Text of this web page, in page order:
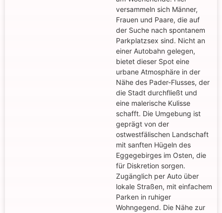
versammeln sich Männer,
Frauen und Paare, die auf
der Suche nach spontanem
Parkplatzsex sind. Nicht an
einer Autobahn gelegen,
bietet dieser Spot eine
urbane Atmosphäre in der
Nähe des Pader-Flusses, der
die Stadt durchfließt und
eine malerische Kulisse
schafft. Die Umgebung ist
geprägt von der
ostwestfälischen Landschaft
mit sanften Hügeln des
Eggegebirges im Osten, die
für Diskretion sorgen.
Zugänglich per Auto über
lokale Straßen, mit einfachem
Parken in ruhiger
Wohngegend. Die Nähe zur